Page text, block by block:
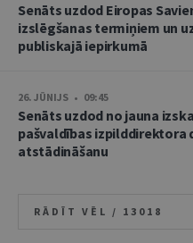
Senāts uzdod Eiropas
izslēgšanas termiņiem un
publiskajā iepirkumā
26. JŪNIJS • 09:45
Senāts uzdod no jauna
pašvaldības izpilddirektora
atstādināšanu
RĀDĪT VĒL / 13018